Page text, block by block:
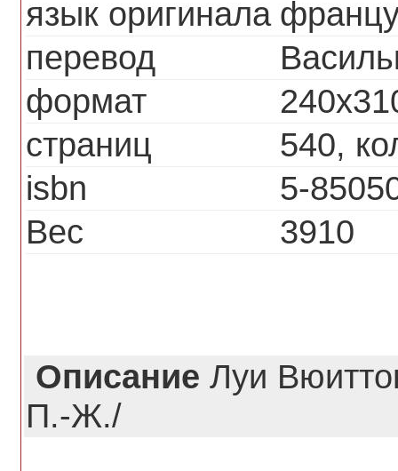
язык оригинала
перевод
формат
страниц
540,
isbn
5-
Вес
3910
Описание Луи
П.-Ж./